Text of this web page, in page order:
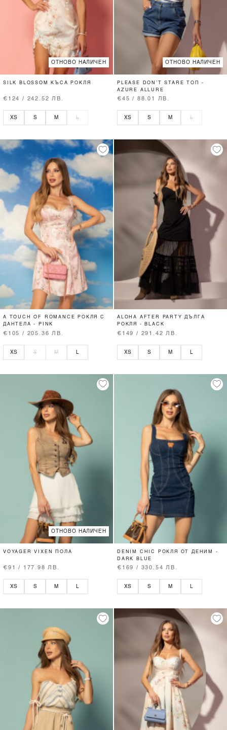
ОТНОВО НАЛИЧЕН
SILK BLOSSOM КЪСА РОКЛЯ
€124 / 242.52 ЛВ.
XS S M L
ОТНОВО НАЛИЧЕН
PLEASE DON’T STARE ТОП -
AZURE ALLURE
€45 / 88.01 ЛВ.
XS S M L
A TOUCH OF ROMANCE РОКЛЯ С
ДАНТЕЛА - PINK
€105 / 205.36 ЛВ.
XS S M
ALOHA AFTER PARTY ДЪЛГА
РОКЛЯ - BLACK
€149 / 291.42 ЛВ.
XS S M
ОТНОВО НАЛИЧЕН
VOYAGER VIXEN ПОЛА
€91 / 177.98 ЛВ.
XS S M L
DENIM CHIC РОКЛЯ ОТ ДЕНИМ -
DARK BLUE
€169 / 330.54 ЛВ.
XS S M L